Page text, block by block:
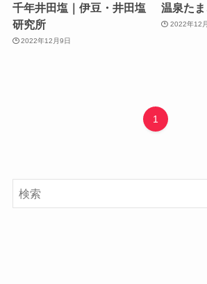
千年井田塩｜伊豆・井田塩
研究所
2022年12月9日
温泉た
2022年12
1